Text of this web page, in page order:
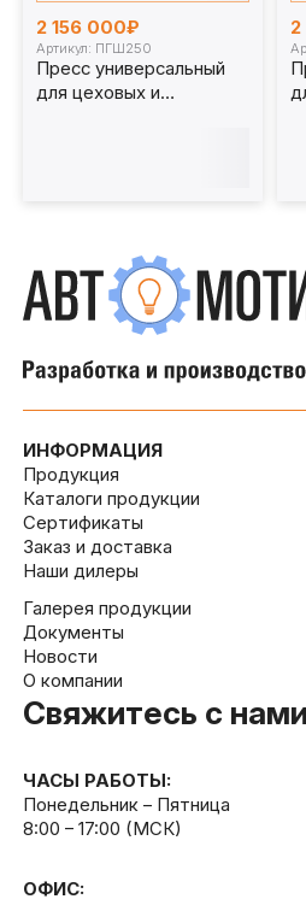
2 156 000₽
Артикул: ПГШ250
Пресс универсальный
для цеховых и
ИНФОРМАЦИЯ
Продукция
Каталоги продукции
Сертификаты
Заказ и доставка
Наши дилеры
Галерея продукции
Документы
Новости
О компании
Свяжитесь с нами
ЧАСЫ РАБОТЫ:
Понедельник – Пятница
8:00 – 17:00 (МСК)
ОФИС: